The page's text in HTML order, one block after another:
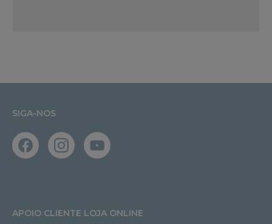
SIGA-NOS
APOIO CLIENTE LOJA ONLINE